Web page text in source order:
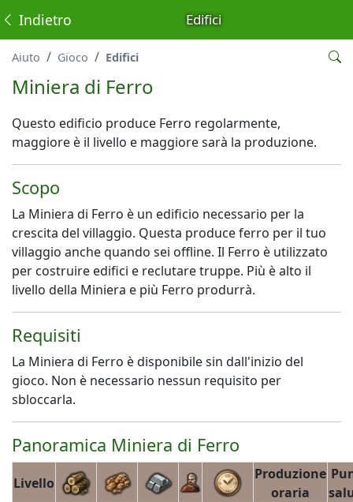
Edifici
Indietro
Aiuto Gioco Edifici
Miniera di Ferro
Questo edificio produce Ferro regolarmente,
maggiore è il livello e maggiore sarà la produzione.
Scopo
La Miniera di Ferro è un edificio necessario per la
crescita del villaggio. Questa produce ferro per il tuo
villaggio anche quando sei offline. Il Ferro è utilizzato
per costruire edifici e reclutare truppe. Più è alto il
livello della Miniera e più Ferro produrrà.
Requisiti
La Miniera di Ferro è disponibile sin dall'inizio del
gioco. Non è necessario nessun requisito per
sbloccarla.
Panoramica Miniera di Ferro
Livello
Produzione
oraria